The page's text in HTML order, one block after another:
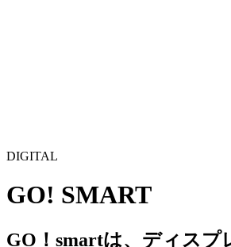
DIGITAL
GO! SMART
GO！smartは、ディスプ